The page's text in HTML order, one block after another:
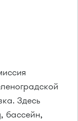
Здесь
бассейн,